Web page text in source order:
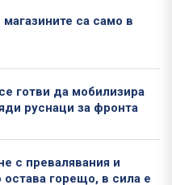
са само в
готви да мобилизира
руснаци за фронта
с превалявания и
горещо, в сила е